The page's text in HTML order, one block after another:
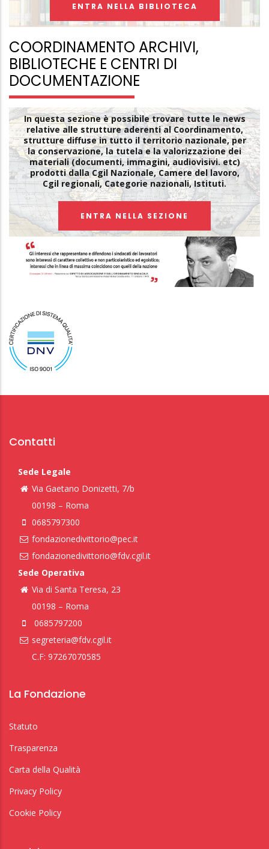
ENTRA NELLA BIBLIOTECA
COORDINAMENTO ARCHIVI,
BIBLIOTECHE E CENTRI DI
DOCUMENTAZIONE
In questa sezione è possibile trovare tutte le news
relative alle strutture aderenti al Coordinamento,
strutture diffuse in tutto il territorio nazionale, per
la conservazione, la tutela e la valorizzazione dei
materiali (documenti, immagini, audiovisivi. etc)
prodotti dalla Cgil Nazionale, Camere del lavoro,
Cgil regionali, Categorie nazionali, Istituti.
ENTRA NELLA SEZIONE
Contatti
Sede Legale
Via Gaetano Donizetti, 7/b
00198 – Roma
0685797300
fondazionedivittorio@pec.it
fondazionedivittorio@fdv.cgil.it
Sede Operativa
Via di Santa Teresa, 23
00198 – Roma
0685797200
segreteria@fdv.cgil.it
C.F: 97267070585
La Fondazione
Statuto
Trasparenza
Carta della Qualità
Privacy Policy
Cookie Policy